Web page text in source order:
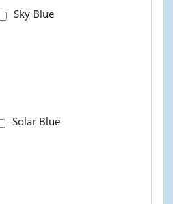
Sky Blue
Solar Blue